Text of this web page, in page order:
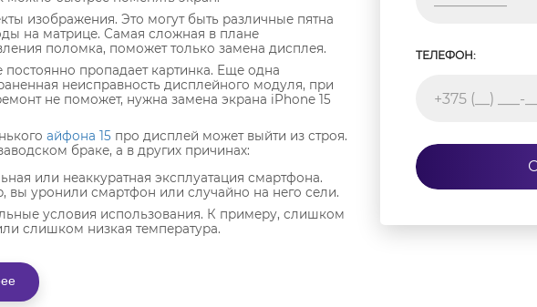
изображения. Это могут быть различные пятна
на матрице. Самая сложная в плане
поломка, поможет только замена дисплея.
постоянно пропадает картинка. Еще одна
неисправность дисплейного модуля, при
не поможет, нужна замена экрана iPhone 15
айфона 15 про дисплей может выйти из строя.
браке, а в других причинах:
или неаккуратная эксплуатация смартфона.
вы уронили смартфон или случайно на него сели.
условия использования. К примеру, слишком
слишком низкая температура.
экран айфона 15
ТЕЛЕФОН: